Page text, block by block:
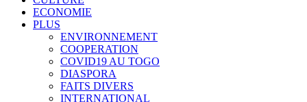
ECONOMIE
PLUS
ENVIRONNEMENT
COOPERATION
COVID19 AU TOGO
DIASPORA
FAITS DIVERS
INTERNATIONAL